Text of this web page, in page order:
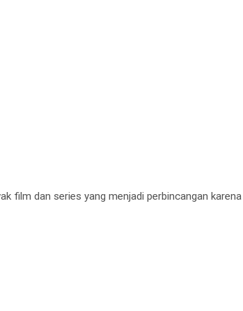
film dan series yang menjadi perbincangan